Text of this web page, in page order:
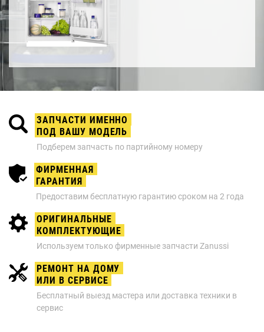
ЗАПЧАСТИ ИМЕННО
ПОД ВАШУ МОДЕЛЬ
Подберем запчасть по партийному номеру
ФИРМЕННАЯ
ГАРАНТИЯ
Предоставим бесплатную гарантию сроком на 2 года
ОРИГИНАЛЬНЫЕ
КОМПЛЕКТУЮЩИЕ
Используем только фирменные запчасти Zanussi
РЕМОНТ НА ДОМУ
ИЛИ В СЕРВИСЕ
Бесплатный выезд мастера или доставка техники в
сервис